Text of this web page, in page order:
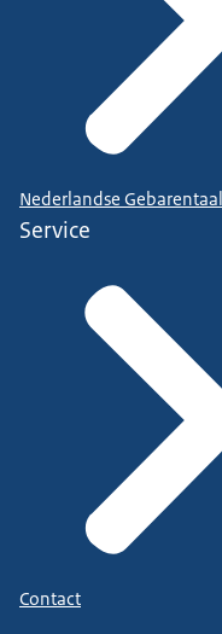
Nederlandse Gebarentaal
Service
Contact